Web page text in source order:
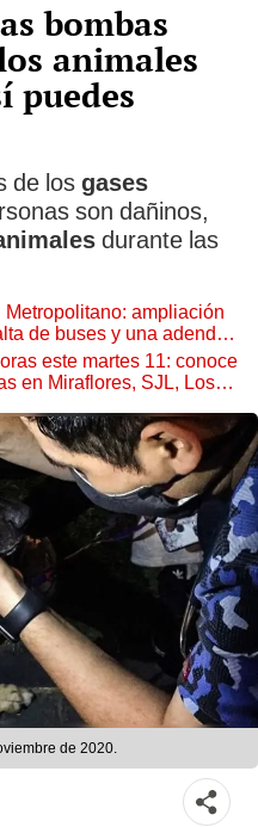
bombas
animales
puedes
de los gases
son dañinos,
durante las
ampliación
de buses y una adenda
este martes 11: conoce
en Miraflores, SJL, Los
de 2020.